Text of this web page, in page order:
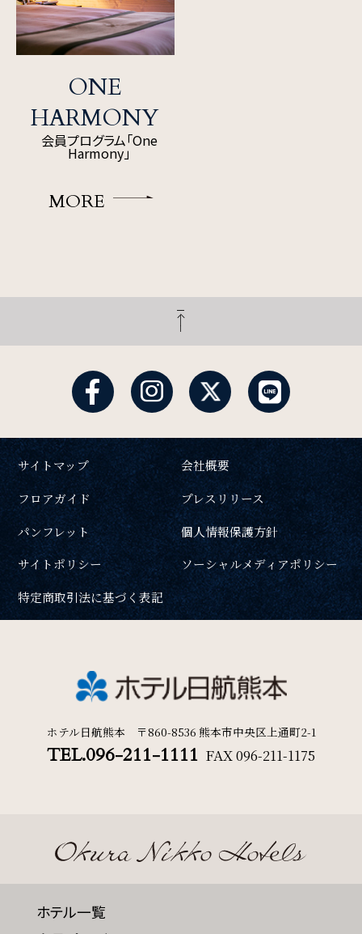
ONE
HARMONY
会員プログラム「One
Harmony」
MORE
サイトマップ
会社概要
フロアガイド
プレスリリース
パンフレット
個人情報保護方針
サイトポリシー
ソーシャルメディアポリシー
特定商取引法に基づく表記
ホテル日航熊本 〒860-8536 熊本市中央区上通町2-1
TEL.096-211-1111 FAX096-211-1175
ホテル一覧